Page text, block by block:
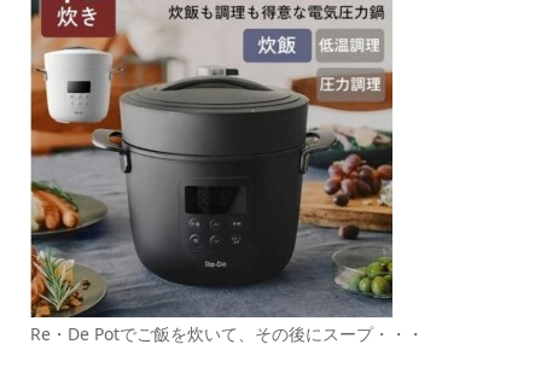
Re・De Potでご飯を炊いて、その後にスープ・・・